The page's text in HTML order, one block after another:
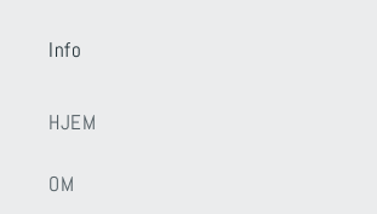
Info
HJEM
OM